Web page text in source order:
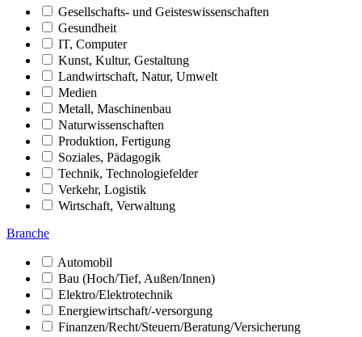
Gesellschafts- und Geisteswissenschaften
Gesundheit
IT, Computer
Kunst, Kultur, Gestaltung
Landwirtschaft, Natur, Umwelt
Medien
Metall, Maschinenbau
Naturwissenschaften
Produktion, Fertigung
Soziales, Pädagogik
Technik, Technologiefelder
Verkehr, Logistik
Wirtschaft, Verwaltung
Branche
Automobil
Bau (Hoch/Tief, Außen/Innen)
Elektro/Elektrotechnik
Energiewirtschaft/-versorgung
Finanzen/Recht/Steuern/Beratung/Versicherung